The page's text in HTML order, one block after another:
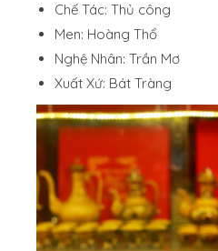
Chế Tác: Thủ công
Men: Hoàng Thổ
Nghệ Nhân: Trần Mơ
Xuất Xứ: Bát Tràng